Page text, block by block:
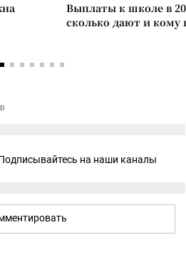
Выплаты к школе в
сколько дают и
на наши каналы